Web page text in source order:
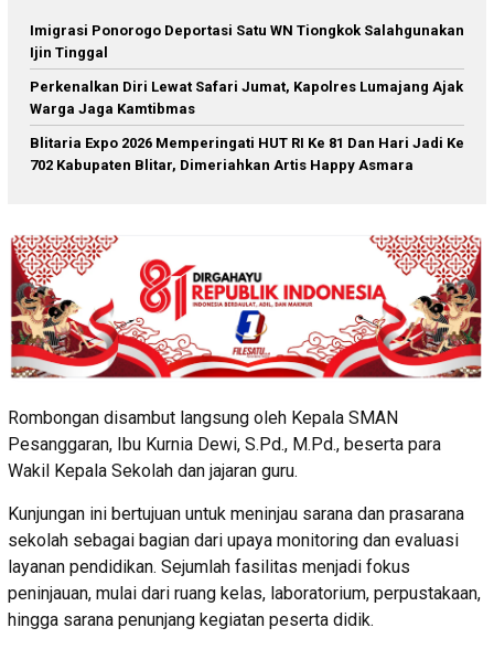
Imigrasi Ponorogo Deportasi Satu WN Tiongkok Salahgunakan
Ijin Tinggal
Perkenalkan Diri Lewat Safari Jumat, Kapolres Lumajang Ajak
Warga Jaga Kamtibmas
Blitaria Expo 2026 Memperingati HUT RI Ke 81 Dan Hari Jadi Ke
702 Kabupaten Blitar, Dimeriahkan Artis Happy Asmara
Rombongan disambut langsung oleh Kepala SMAN
Pesanggaran, Ibu Kurnia Dewi, S.Pd., M.Pd., beserta para
Wakil Kepala Sekolah dan jajaran guru.
Kunjungan ini bertujuan untuk meninjau sarana dan prasarana
sekolah sebagai bagian dari upaya monitoring dan evaluasi
layanan pendidikan. Sejumlah fasilitas menjadi fokus
peninjauan, mulai dari ruang kelas, laboratorium, perpustakaan,
hingga sarana penunjang kegiatan peserta didik.